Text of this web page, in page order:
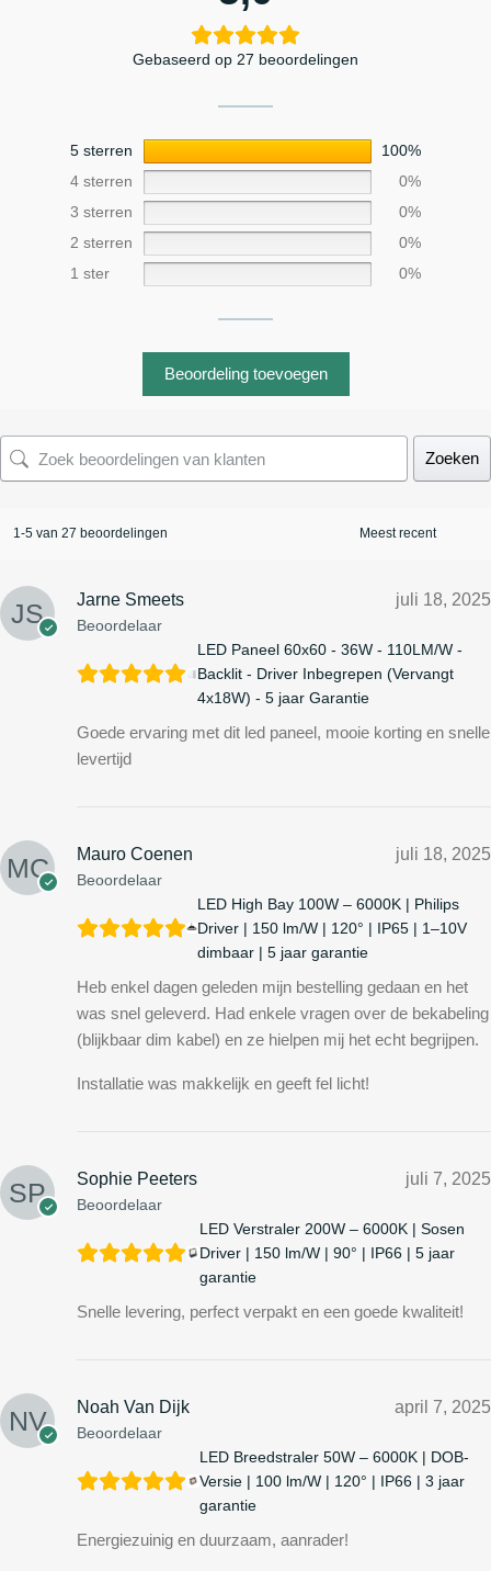
Gebaseerd op 27 beoordelingen
5 sterren
100%
4 sterren
0%
3 sterren
0%
2 sterren
0%
1 ster
0%
Beoordeling toevoegen
Zoeken
1-5 van 27 beoordelingen
Jarne Smeets
Beoordelaar
juli 18, 2025
LED Paneel 60x60 - 36W - 110LM/W -
Backlit - Driver Inbegrepen (Vervangt
4x18W) - 5 jaar Garantie
Goede ervaring met dit led paneel, mooie korting en snelle
levertijd
Mauro Coenen
Beoordelaar
juli 18, 2025
LED High Bay 100W – 6000K | Philips
Driver | 150 lm/W | 120° | IP65 | 1–10V
dimbaar | 5 jaar garantie
Heb enkel dagen geleden mijn bestelling gedaan en het
was snel geleverd. Had enkele vragen over de bekabeling
(blijkbaar dim kabel) en ze hielpen mij het echt begrijpen.
Installatie was makkelijk en geeft fel licht!
Sophie Peeters
Beoordelaar
juli 7, 2025
LED Verstraler 200W – 6000K | Sosen
Driver | 150 lm/W | 90° | IP66 | 5 jaar
garantie
Snelle levering, perfect verpakt en een goede kwaliteit!
Noah Van Dijk
Beoordelaar
april 7, 2025
LED Breedstraler 50W – 6000K | DOB-
Versie | 100 lm/W | 120° | IP66 | 3 jaar
garantie
Energiezuinig en duurzaam, aanrader!